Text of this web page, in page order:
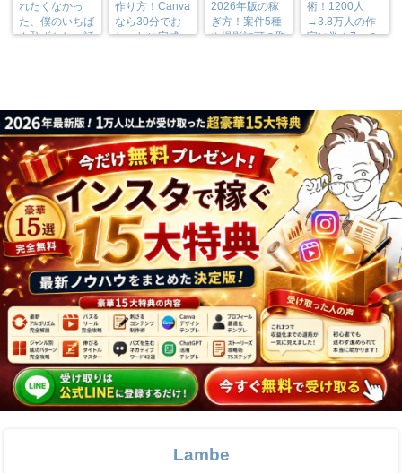
れたくなかっ
た、僕のいちば
ん恥ずかしい話
作り方！Canva
なら30分でお
しゃれに完成
2026年版の稼
ぎ方！案件5種
や撮影許可の取
術！1200人
→3.8万人の作
家に学ぶ7つの
Lambe